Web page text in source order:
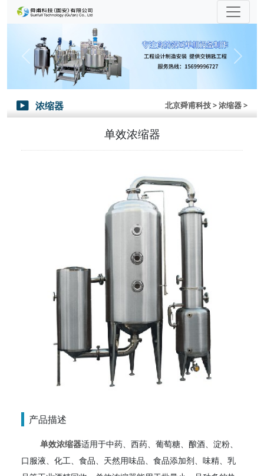
Previous Next
 浓缩器 北京舜甫科技> 浓缩器 >
单效浓缩器
产品描述
单效浓缩器适用于中药、西药、葡萄糖、酿酒、淀粉、
口服液、化工、食品、天然用味品、食品添加剂、味精、乳